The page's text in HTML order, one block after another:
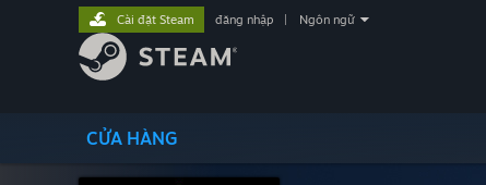
CỬA HÀNG
Cài đặt Steam đăng nhập Ngôn ngữ